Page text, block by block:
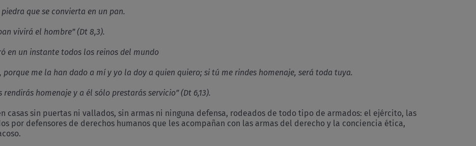
que se convierta en un pan.
vivirá el hombre” (Dt 8,3).
en un instante todos los reinos del mundo
me la han dado a mí y yo la doy a quien quiero; si tú me rindes homenaje, será toda tuya.
homenaje y a él sólo prestarás servicio” (Dt 6,13).
casas sin puertas ni vallados, sin armas ni ninguna defensa, rodeados de todo tipo de armados: el ejército, las
por defensores de derechos humanos que les acompañan con las armas del derecho y la conciencia ética,